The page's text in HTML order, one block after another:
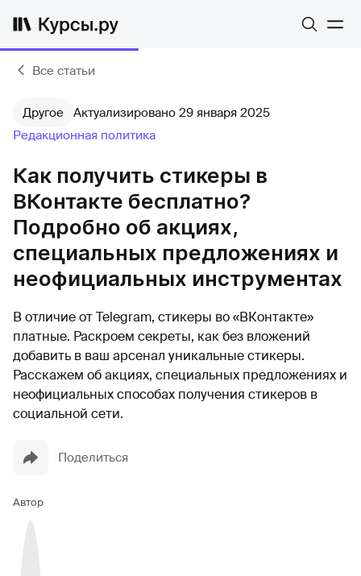
Все статьи
Другое Актуализировано 29 января 2025
Редакционная политика
Как получить стикеры в
ВКонтакте бесплатно?
Подробно об акциях,
специальных предложениях и
неофициальных инструментах
В отличие от Telegram, стикеры во «ВКонтакте»
платные. Раскроем секреты, как без вложений
добавить в ваш арсенал уникальные стикеры.
Расскажем об акциях, специальных предложениях и
неофициальных способах получения стикеров в
социальной сети.
Поделиться
Автор